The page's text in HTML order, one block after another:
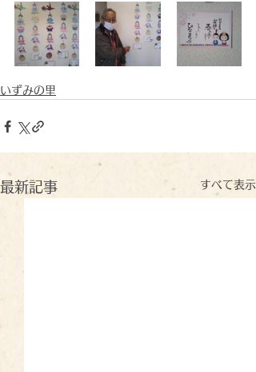
いずみの里
最新記事 すべて表示